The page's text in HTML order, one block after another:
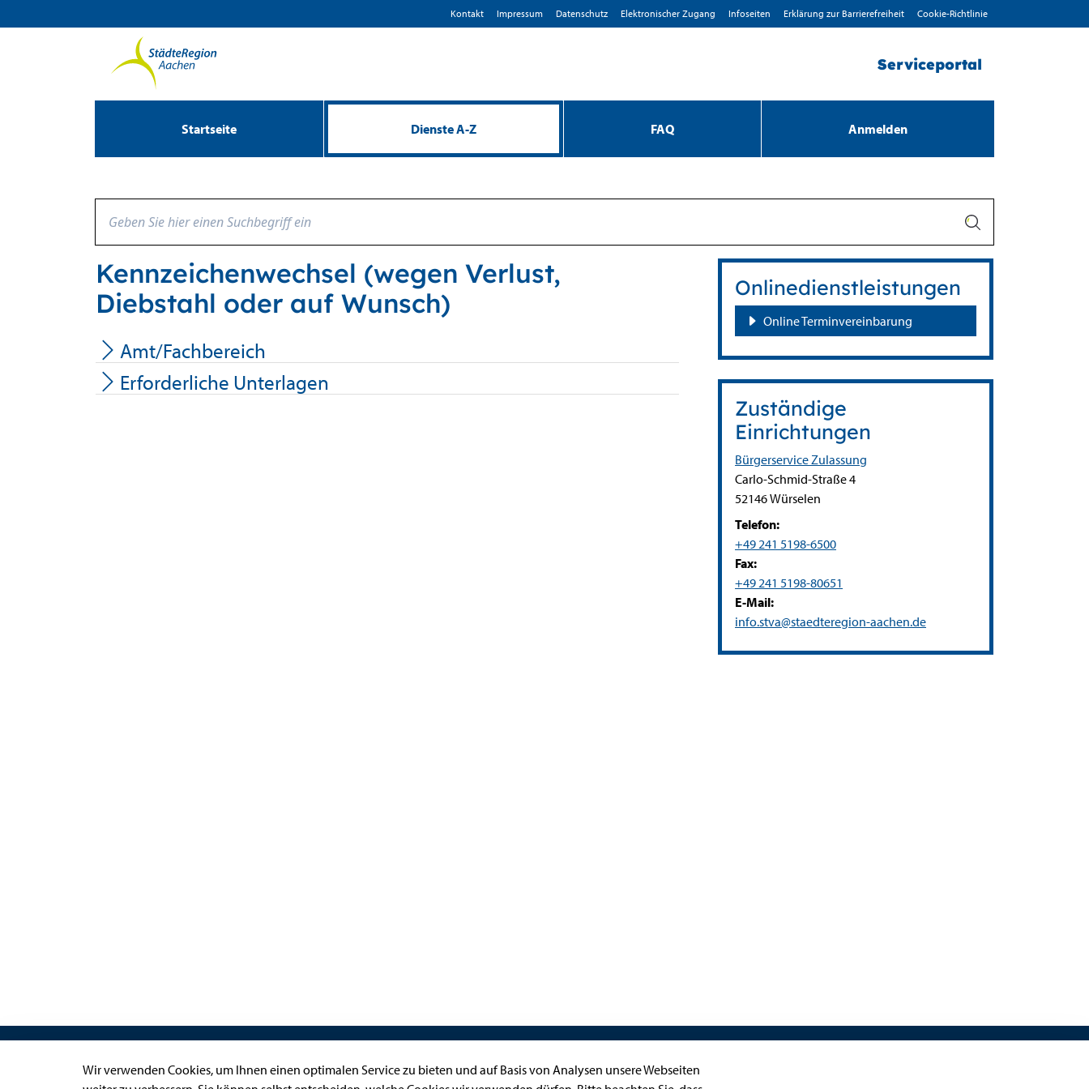
Kontakt Impressum D­atenschutz Elektronischer Zugang Infoseiten Erklärung zur Barrierefreiheit Cookie-Richtlinie
Serviceportal
Startseite Dienste A-Z FAQ Anmelden
Kennzeichenwechsel (wegen Verlust,
Diebstahl oder auf Wunsch)
Amt/Fachbereich
Erforderliche Unterlagen
Onlinedienstleistungen
Online Terminvereinbarung
Zuständige
Einrichtungen
Bürgerservice Zulassung
Straße:
Carlo-Schmid-StraßeHausnummer:
4
PLZ:
52146Ort:
Würselen
Telefon:
+49 241 5198-6500
Fax:
+49 241 5198-80651
E-Mail:
info.stva@staedteregion-aachen.de
Links Kontakt
Wir verwenden Cookies, um Ihnen einen optimalen Service zu bieten und auf Basis von Analysen unsere Webseiten